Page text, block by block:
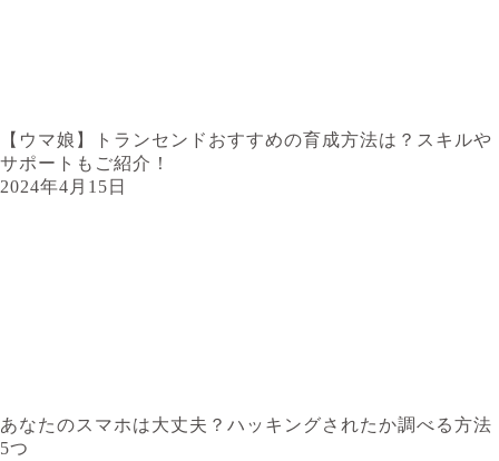
【ウマ娘】トランセンドおすすめの育成方法は？スキルや
サポートもご紹介！
2024年4月15日
あなたのスマホは大丈夫？ハッキングされたか調べる方法
5つ